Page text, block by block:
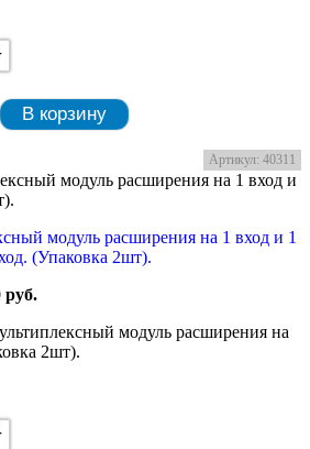
В корзину
Артикул: 40311
модуль расширения на 1 вход и 1
(Упаковка 2шт).
руб.
модуль расширения на
2шт).